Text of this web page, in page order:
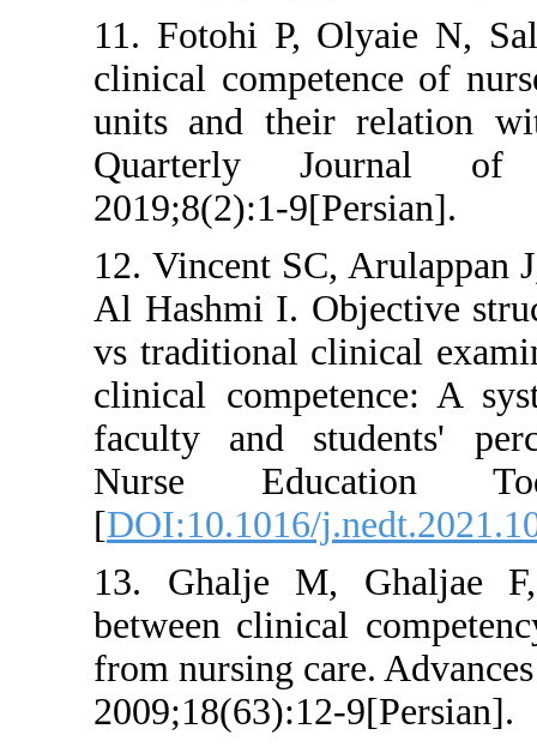
11. Fotohi P,
clinical
units and their
Quarterly
2019;8(2):1-
12. Vincent SC,
Al Hashmi I.
vs traditional
clinical
faculty and
Nurse
[DOI:10.1016/
13. Ghalje M,
between clinical
from nursing
2009;18(63):12-